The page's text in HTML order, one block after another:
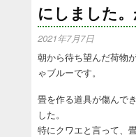
にしました。
2021年7月7日
朝から待ち望んだ荷物
ゃブルーです。
畳を作る道具が傷んで
した。
特にクワエと言って、